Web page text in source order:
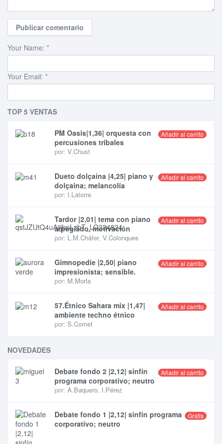
Your Name: *
Your Email: *
TOP 5 VENTAS
Añadir al carrito
PM Oasis|1,36| orquesta con
percusiones tribales
por: V.Chust
Añadir al carrito
Dueto dolçaina |4,25| piano y
dolçaina; melancolía
por: I.Latorre
Añadir al carrito
Tardor |2,01| tema con piano
arpegiado, motivación
por: L.M.Cháfer, V.Colonques
Añadir al carrito
Gimnopedie |2,50| piano
impresionista; sensible.
por: M.Morla
Añadir al carrito
57.Étnico Sahara mix |1,47|
ambiente techno étnico
por: S.Comet
NOVEDADES
Añadir al carrito
Debate fondo 2 |2,12| sinfín
programa corporativo; neutro
por: A.Baquero, I.Pérez
Gratis
Debate fondo 1 |2,12| sinfín programa
corporativo; neutro